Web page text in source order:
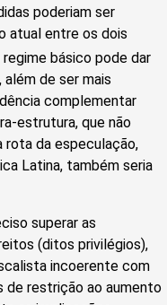
poderiam ser
atual entre os dois
básico pode dar
de ser mais
complementar
estrutura, que não
rota da especulação,
Latina, também seria
superar as
(ditos privilégios),
incoerente com
de restrição ao aumento